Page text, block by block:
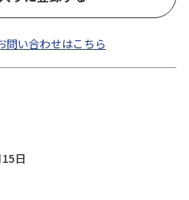
問い合わせはこちら
日